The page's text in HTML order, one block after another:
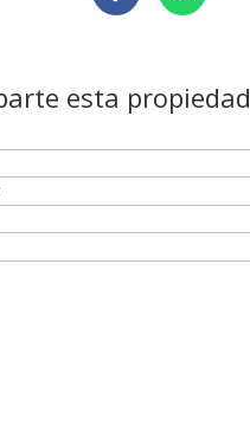
esta propiedad